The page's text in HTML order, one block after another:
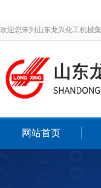
欢迎您来到山东龙兴化工机械
网站首页